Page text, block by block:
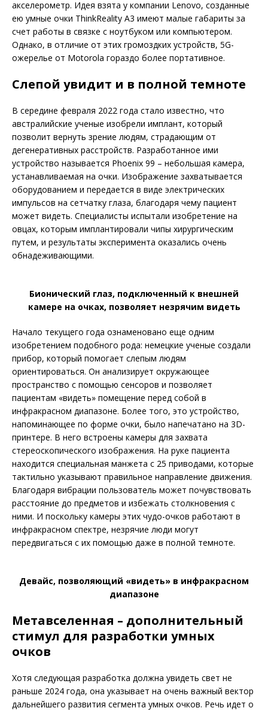
акселерометр. Идея взята у компании Lenovo, созданные
ею умные очки ThinkReality A3 имеют малые габариты за
счет работы в связке с ноутбуком или компьютером.
Однако, в отличие от этих громоздких устройств, 5G-
ожерелье от Motorola гораздо более портативное.
Слепой увидит и в полной темноте
В середине февраля 2022 года стало известно, что
австралийские ученые изобрели имплант, который
позволит вернуть зрение людям, страдающим от
дегенеративных расстройств. Разработанное ими
устройство называется Phoenix 99 – небольшая камера,
устанавливаемая на очки. Изображение захватывается
оборудованием и передается в виде электрических
импульсов на сетчатку глаза, благодаря чему пациент
может видеть. Специалисты испытали изобретение на
овцах, которым имплантировали чипы хирургическим
путем, и результаты эксперимента оказались очень
обнадеживающими.
Бионический глаз, подключенный к внешней
камере на очках, позволяет незрячим видеть
Начало текущего года ознаменовано еще одним
изобретением подобного рода: немецкие ученые создали
прибор, который помогает слепым людям
ориентироваться. Он анализирует окружающее
пространство с помощью сенсоров и позволяет
пациентам «видеть» помещение перед собой в
инфракрасном диапазоне. Более того, это устройство,
напоминающее по форме очки, было напечатано на 3D-
принтере. В него встроены камеры для захвата
стереоскопического изображения. На руке пациента
находится специальная манжета с 25 при­водами, которые
тактильно указывают правильное направление движения.
Благодаря вибрации пользователь может почувствовать
расстояние до предметов и избежать столкновения с
ними. И поскольку камеры этих чудо-очков работают в
инфракрасном спектре, незрячие люди могут
передвигаться с их помощью даже в полной темноте.
Девайс, позволяющий «видеть» в инфракрасном
диа­пазоне
Метавселенная – дополнительный
стимул для разработки умных
очков
Хотя следующая разработка должна увидеть свет не
раньше 2024 года, она указывает на очень важный вектор
дальнейшего развития сегмента умных очков. Речь идет о